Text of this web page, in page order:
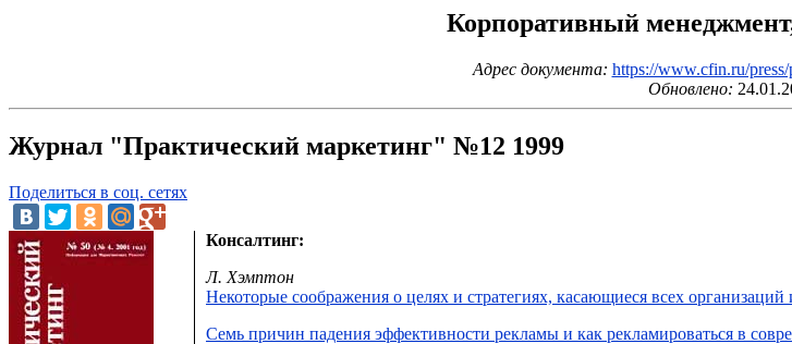
Корпоративный
Адрес документа: https://www.cfin.ru/
Обновлено:
Журнал "Практический маркетинг" №12 1999
Поделиться в соц. сетях
Консалтинг:
Л. Хэмптон
Некоторые соображения о целях и стратегиях, касающиеся всех
Семь причин падения эффективности рекламы и как рекламироваться в